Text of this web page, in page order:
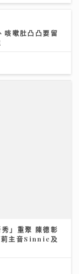
咳嗽肚凸凸要留
」重聚 陳德彰
莉主音Sinnie及